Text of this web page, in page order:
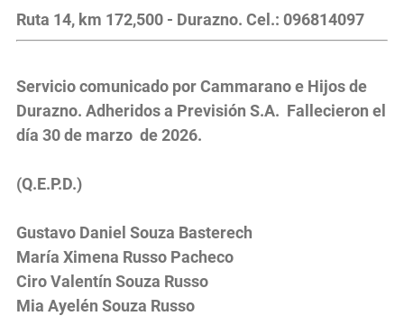
Ruta 14, km 172,500 - Durazno. Cel.: 096814097
Servicio comunicado por Cammarano e Hijos de
Durazno. Adheridos a Previsión S.A. Fallecieron el
día 30 de marzo de 2026.
(Q.E.P.D.)
Gustavo Daniel Souza Basterech
María Ximena Russo Pacheco
Ciro Valentín Souza Russo
Mia Ayelén Souza Russo